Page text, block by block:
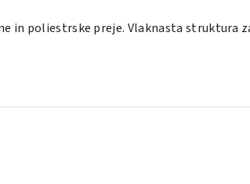
in poliestrske preje. Vlaknasta struktura